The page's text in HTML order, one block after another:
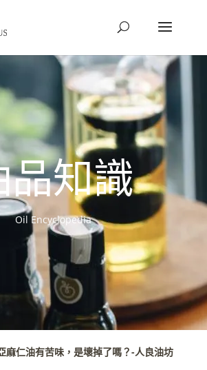
品知識
Oil Encyclopedia
麻仁油有苦味，是壞掉了嗎？-人良油坊